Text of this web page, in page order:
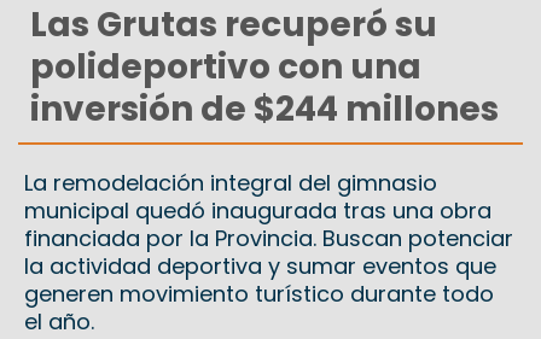
Las Grutas recuperó su
polideportivo con una
inversión de $244 millones
La remodelación integral del gimnasio
municipal quedó inaugurada tras una obra
financiada por la Provincia. Buscan potenciar
la actividad deportiva y sumar eventos que
generen movimiento turístico durante todo
el año.